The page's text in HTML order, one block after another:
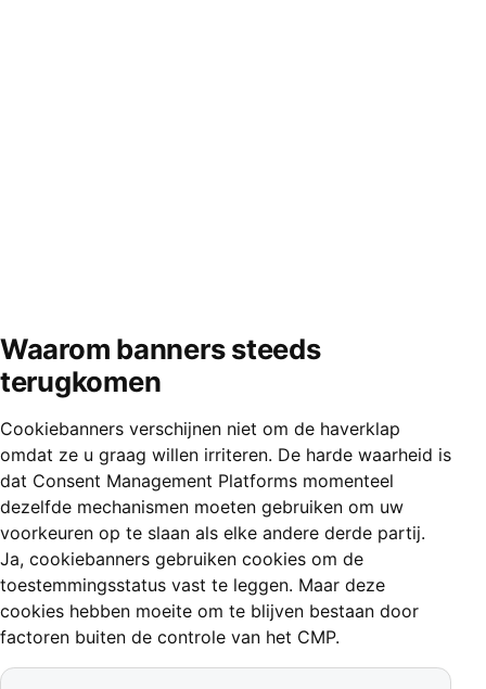
Waarom banners steeds
terugkomen
Cookiebanners verschijnen niet om de haverklap
omdat ze u graag willen irriteren. De harde waarheid is
dat Consent Management Platforms momenteel
dezelfde mechanismen moeten gebruiken om uw
voorkeuren op te slaan als elke andere derde partij.
Ja, cookiebanners gebruiken cookies om de
toestemmingsstatus vast te leggen. Maar deze
cookies hebben moeite om te blijven bestaan door
factoren buiten de controle van het CMP.